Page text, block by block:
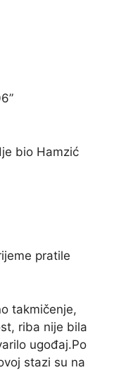
bio Hamzić
pratile
takmičenje,
riba nije bila
ugođaj.Po
stazi su na